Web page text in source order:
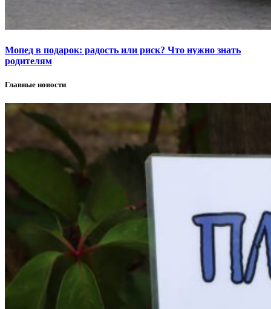
Мопед в подарок: радость или риск? Что нужно знать
родителям
Главные новости